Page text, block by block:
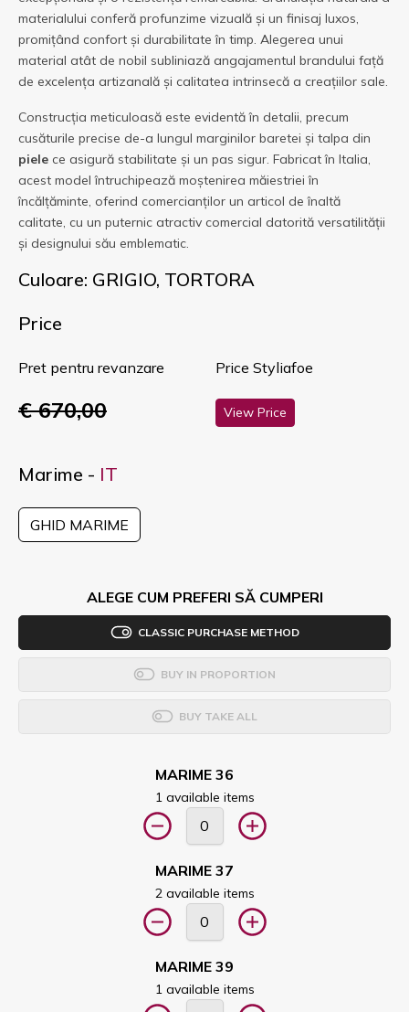
materialului conferă profunzime vizuală și un finisaj luxos,
promițând confort și durabilitate în timp. Alegerea unui
material atât de nobil subliniază angajamentul brandului față
de excelența artizanală și calitatea intrinsecă a creațiilor sale.
Construcția meticuloasă este evidentă în detalii, precum
cusăturile precise de-a lungul marginilor baretei și talpa din
piele ce asigură stabilitate și un pas sigur. Fabricat în Italia,
acest model întruchipează moștenirea măiestriei în
încălțăminte, oferind comercianților un articol de înaltă
calitate, cu un puternic atractiv comercial datorită versatilității
și designului său emblematic.
Culoare: GRIGIO, TORTORA
Price
Pret pentru revanzare
€ 670,00
Price Styliafoe
View Price
Marime - IT
GHID MARIME
ALEGE CUM PREFERI SĂ CUMPERI
CLASSIC PURCHASE METHOD
BUY IN PROPORTION
BUY TAKE ALL
MARIME 36
1 available items
MARIME 37
2 available items
MARIME 39
1 available items